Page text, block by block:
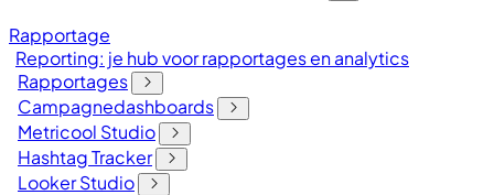
Rapportage
Reporting: je hub voor rapportages en analytics
Rapportages
Campagnedashboards
Metricool Studio
Hashtag Tracker
Looker Studio